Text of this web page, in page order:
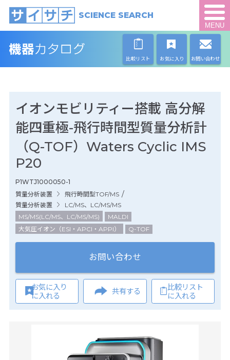
SCIENCE SEARCH
MENU
比較リスト お気に入り お問い合わせ
イオンモビリティー搭載 高分解
能四重極-飛行時間型質量分析計
（Q-TOF）Waters Cyclic IMS
P20
P1WTJ1000050-1
質量分析装置
飛行時間型TOF/MS /
質量分析装置
LC/MS、LC/MS/MS
MS/MS(LC/MS、LC/MS/MS)
MALDI
大気圧イオン（ESI・APCI・APPI）
Q-TOF
お問い合わせ
お気に入り
に入れる
共有する
比較リスト
に入れる